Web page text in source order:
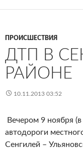
ПРОИСШЕСТВИЯ
ДТП В
РАЙОНЕ
10.11.2013 03:52
Вечером 9 ноября
автодороги
Сенгилей –